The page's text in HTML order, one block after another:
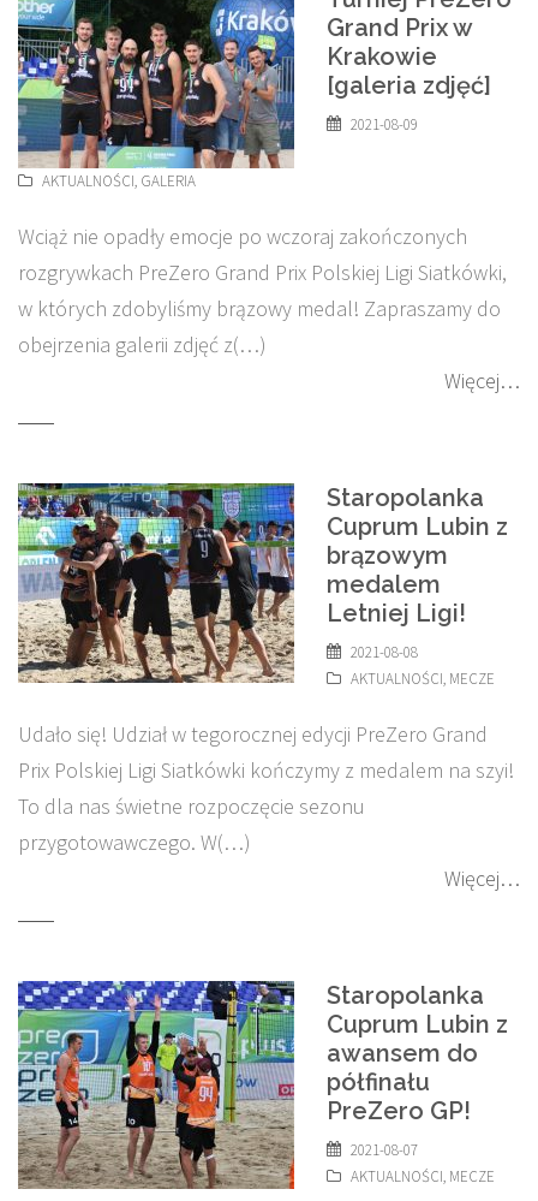
Grand Prix w
Krakowie
[galeria zdjęć]
2021-08-09
AKTUALNOŚCI, GALERIA
Wciąż nie opadły emocje po wczoraj zakończonych
rozgrywkach PreZero Grand Prix Polskiej Ligi Siatkówki,
w których zdobyliśmy brązowy medal! Zapraszamy do
obejrzenia galerii zdjęć z(…)
Więcej…
Staropolanka
Cuprum Lubin z
brązowym
medalem
Letniej Ligi!
2021-08-08
AKTUALNOŚCI, MECZE
Udało się! Udział w tegorocznej edycji PreZero Grand
Prix Polskiej Ligi Siatkówki kończymy z medalem na szyi!
To dla nas świetne rozpoczęcie sezonu
przygotowawczego. W(…)
Więcej…
Staropolanka
Cuprum Lubin z
awansem do
półfinału
PreZero GP!
2021-08-07
AKTUALNOŚCI, MECZE